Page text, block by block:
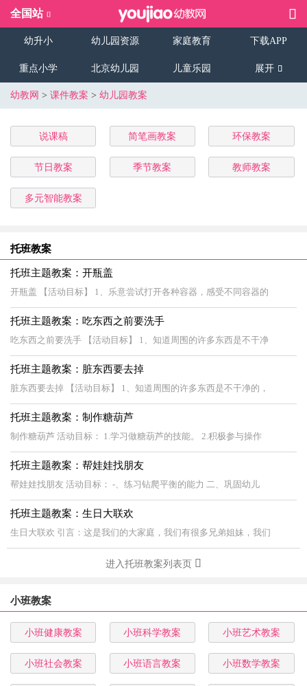
全国站
幼升小 幼儿园资源 家庭教育 下载APP
重点小学 北京幼儿园 儿童乐园 展开
幼教网 > 课件教案 > 幼儿园教案
说课稿 简笔画教案 环保教案
节日教案 季节教案 教师教案
多元智能教案
托班教案
托班主题教案：开瓶盖
开瓶盖 【活动目标】 1、乐意尝试打开各种容器，感受不同容器的
托班主题教案：吃东西之前要洗手
吃东西之前要洗手 【活动目标】 1、知道周围的许多东西是不干净
托班主题教案：脏东西要去掉
脏东西要去掉 【活动目标】 1、知道周围的许多东西是不干净的，
托班主题教案：制作糖葫芦
制作糖葫芦 活动目标： 1.学习做糖葫芦的技能。 2.积极参与操作
托班主题教案：帮娃娃找朋友
帮娃娃找朋友 活动目标： -、练习钻爬平衡的能力 二、巩固幼儿
托班主题教案：生日大联欢
生日大联欢 引言：这是我们的大家庭，我们有很多兄弟姐妹，我们
进入托班教案列表页
小班教案
小班健康教案 小班科学教案 小班艺术教案
小班社会教案 小班语言教案 小班数学教案